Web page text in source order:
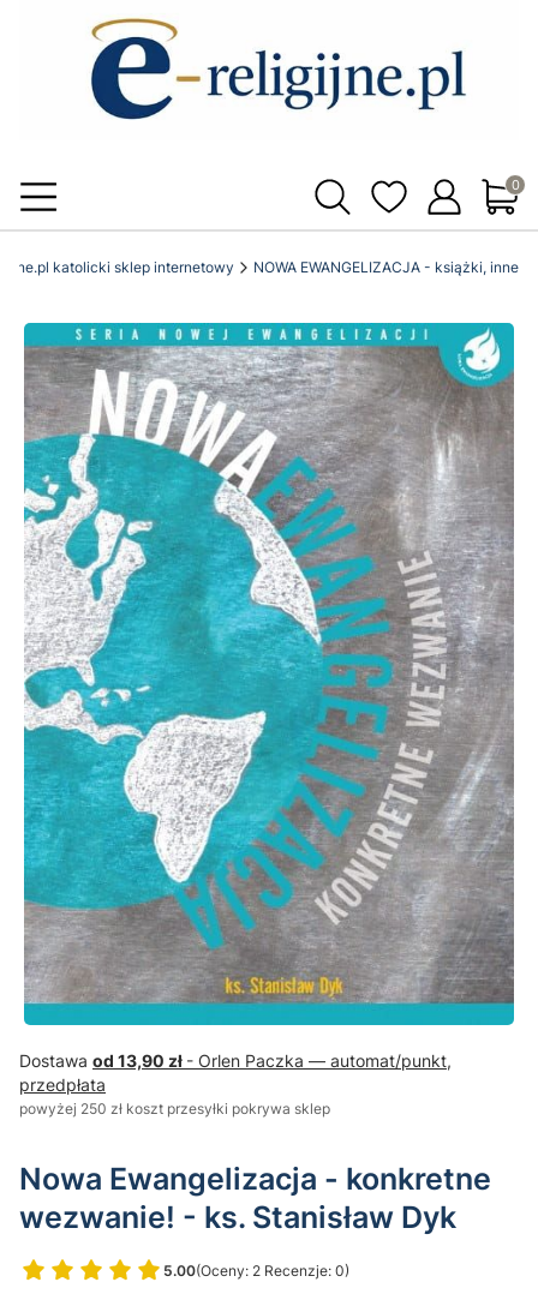
katolicki sklep internetowy NOWA EWANGELIZACJA - książki, inne
Dostawa od 13,90 zł - Orlen Paczka — automat/punkt,
przedpłata
powyżej 250 zł koszt przesyłki pokrywa sklep
Nowa Ewangelizacja - konkretne
wezwanie! - ks. Stanisław Dyk
5.00(Oceny: 2 Recenzje: 0)
Przejdź do sekcji Opinie